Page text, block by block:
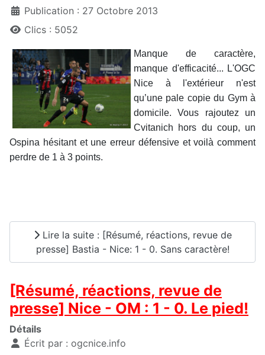
Publication : 27 Octobre 2013
Clics : 5052
Manque de caractère,
manque d'efficacité... L'OGC
Nice à l'extérieur n'est
qu’une pale copie du Gym à
domicile. Vous rajoutez un
Cvitanich hors du coup, un
Ospina hésitant et une erreur défensive et voilà comment
perdre de 1 à 3 points.
Lire la suite : [Résumé, réactions, revue de
presse] Bastia - Nice: 1 - 0. Sans caractère!
[Résumé, réactions, revue de
presse] Nice - OM : 1 - 0. Le pied!
Détails
Écrit par : ogcnice.info